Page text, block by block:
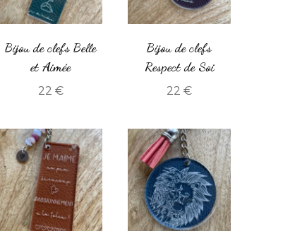
Bijou de clefs Belle
et Aimée
22 €
Bijou de clefs
Respect de Soi
22€